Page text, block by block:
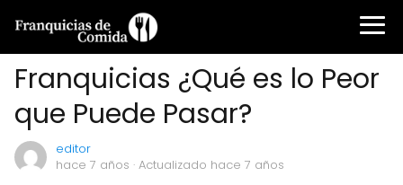
Franquicias ¿Qué es lo Peor
que Puede Pasar?
editor
hace 7 años · Actualizado hace 7 años